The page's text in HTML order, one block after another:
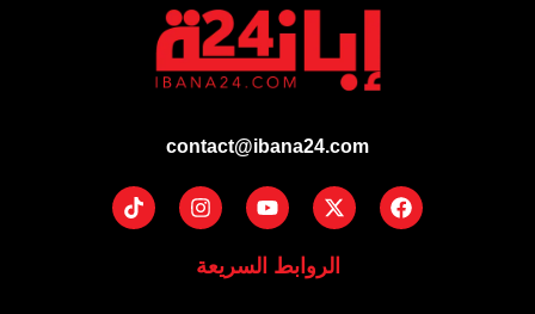
contact@ibana24.com
Facebook
X-
twitter
Youtube
Instagram
Tiktok
الروابط السريعة